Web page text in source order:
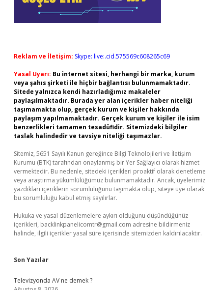
Reklam ve İletişim: Skype: live:.cid.575569c608265c69
Yasal Uyarı: Bu internet sitesi, herhangi bir marka, kurum
veya şahıs şirketi ile hiçbir bağlantısı bulunmamaktadır.
Sitede yalnızca kendi hazırladığımız makaleler
paylaşılmaktadır. Burada yer alan içerikler haber niteliği
taşımamakta olup, gerçek kurum ve kişiler hakkında
paylaşım yapılmamaktadır. Gerçek kurum ve kişiler ile isim
benzerlikleri tamamen tesadüfidir. Sitemizdeki bilgiler
taslak halindedir ve tavsiye niteliği taşımazlar.
Sitemiz, 5651 Sayılı Kanun gereğince Bilgi Teknolojileri ve İletişim
Kurumu (BTK) tarafından onaylanmış bir Yer Sağlayıcı olarak hizmet
vermektedir. Bu nedenle, sitedeki içerikleri proaktif olarak denetleme
veya araştırma yükümlülüğümüz bulunmamaktadır. Ancak, üyelerimiz
yazdıkları içeriklerin sorumluluğunu taşımakta olup, siteye üye olarak
bu sorumluluğu kabul etmiş sayılırlar.
Hukuka ve yasal düzenlemelere aykırı olduğunu düşündüğünüz
içerikleri, backlinkpanelicomtr@gmail.com adresine bildirmeniz
halinde, ilgili içerikler yasal süre içerisinde sitemizden kaldırılacaktır.
Son Yazılar
Televizyonda AV ne demek ?